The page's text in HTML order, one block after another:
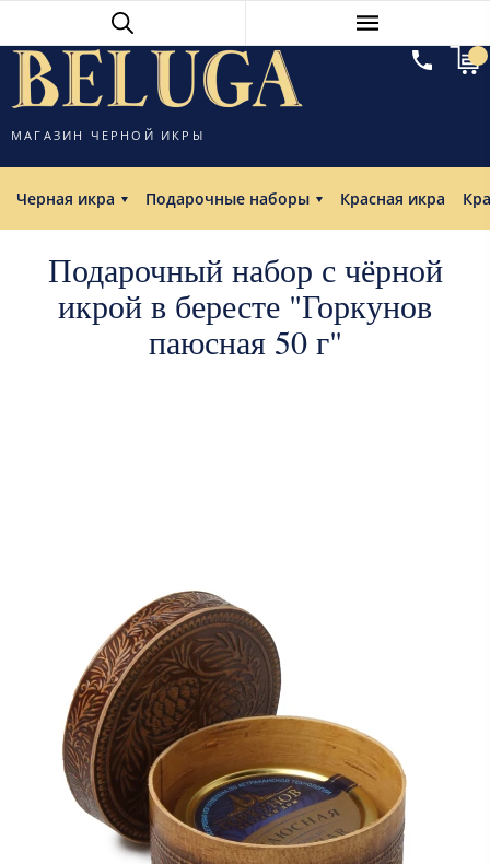
МАГАЗИН ЧЕРНОЙ ИКРЫ
Черная икра Подарочные наборы Красная икра
Подарочный набор с чёрной
икрой в бересте "Горкунов
паюсная 50 г"